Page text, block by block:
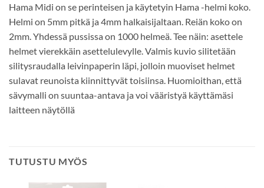
Hama Midi on se perinteisen ja käytetyin Hama -helmi koko.
Helmi on 5mm pitkä ja 4mm halkaisijaltaan. Reiän koko on
2mm. Yhdessä pussissa on 1000 helmeä. Tee näin: asettele
helmet vierekkäin asettelulevylle. Valmis kuvio silitetään
silitysraudalla leivinpaperin läpi, jolloin muoviset helmet
sulavat reunoista kiinnittyvät toisiinsa. Huomioithan, että
sävymalli on suuntaa-antava ja voi vääristyä käyttämäsi
laitteen näytöllä
TUTUSTU MYÖS